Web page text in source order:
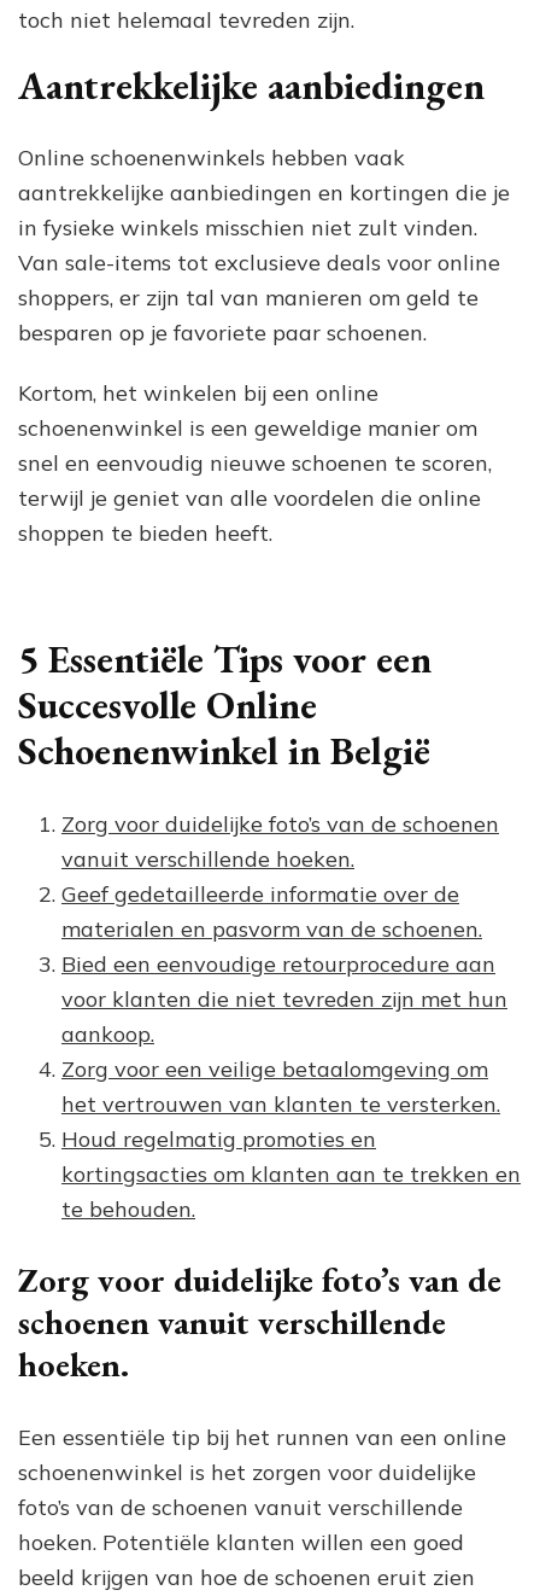
toch niet helemaal tevreden zijn.
Aantrekkelijke aanbiedingen
Online schoenenwinkels hebben vaak
aantrekkelijke aanbiedingen en kortingen die je
in fysieke winkels misschien niet zult vinden.
Van sale-items tot exclusieve deals voor online
shoppers, er zijn tal van manieren om geld te
besparen op je favoriete paar schoenen.
Kortom, het winkelen bij een online
schoenenwinkel is een geweldige manier om
snel en eenvoudig nieuwe schoenen te scoren,
terwijl je geniet van alle voordelen die online
shoppen te bieden heeft.
5 Essentiële Tips voor een
Succesvolle Online
Schoenenwinkel in België
Zorg voor duidelijke foto’s van de schoenen
vanuit verschillende hoeken.
Geef gedetailleerde informatie over de
materialen en pasvorm van de schoenen.
Bied een eenvoudige retourprocedure aan
voor klanten die niet tevreden zijn met hun
aankoop.
Zorg voor een veilige betaalomgeving om
het vertrouwen van klanten te versterken.
Houd regelmatig promoties en
kortingsacties om klanten aan te trekken en
te behouden.
Zorg voor duidelijke foto’s van de
schoenen vanuit verschillende
hoeken.
Een essentiële tip bij het runnen van een online
schoenenwinkel is het zorgen voor duidelijke
foto’s van de schoenen vanuit verschillende
hoeken. Potentiële klanten willen een goed
beeld krijgen van hoe de schoenen eruit zien